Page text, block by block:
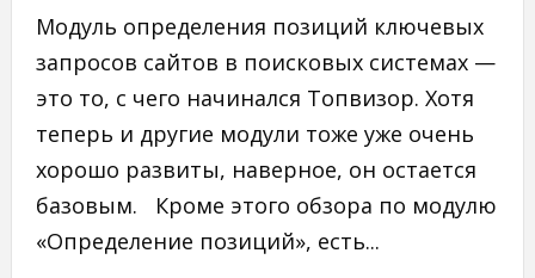
Модуль определения позиций ключевых
запросов сайтов в поисковых системах —
это то, с чего начинался Топвизор. Хотя
теперь и другие модули тоже уже очень
хорошо развиты, наверное, он остается
базовым. Кроме этого обзора по модулю
«Определение позиций», есть...